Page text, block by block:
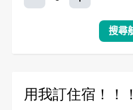
用我訂住宿！！！